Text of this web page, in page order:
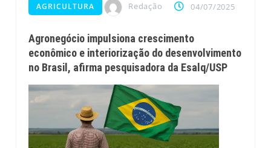
AGRICULTURA Redação 04/07/2025
Agronegócio impulsiona crescimento
econômico e interiorização do desenvolvimento
no Brasil, afirma pesquisadora da Esalq/USP